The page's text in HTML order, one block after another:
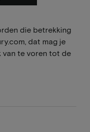
die betrekking
dat mag je
van te voren tot de